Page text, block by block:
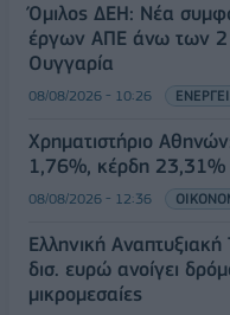
Όμιλος ΔΕΗ: Νέα
έργων ΑΠΕ άνω των 2
Ουγγαρία
08/08/2026 - 10:26
Χρηματιστήριο
1,76%, κέρδη 23,31%
08/08/2026 - 12:36
Ελληνική
δισ. ευρώ ανοίγει
μικρομεσαίες